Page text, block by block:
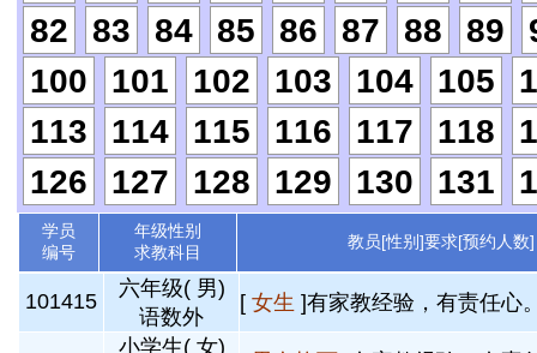
82
83 84 85 86 87 88 89
100
101 102 103 104 105
113
114 115 116 117 118
126
127 128 129 130 131
学员
编号
年级性别
求教科目
教员[性别]要求[预约人数]
101415
六年级( 男)
语数外
[ 女生 ]有家教经验，有责任心
小学生( 女)